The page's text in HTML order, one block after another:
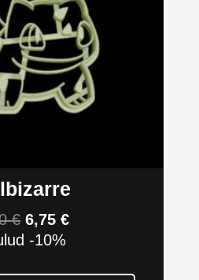
€ 6,75 €
-10%